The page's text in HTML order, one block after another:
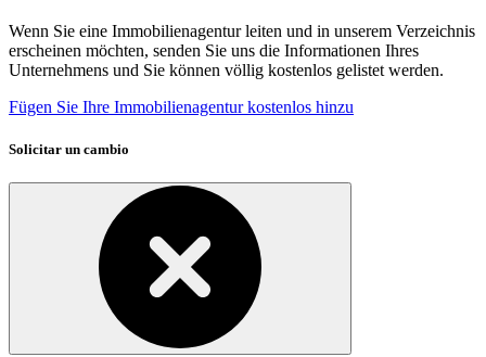
Wenn Sie eine Immobilienagentur leiten und in unserem Verzeichnis
erscheinen möchten, senden Sie uns die Informationen Ihres
Unternehmens und Sie können völlig kostenlos gelistet werden.
Fügen Sie Ihre Immobilienagentur kostenlos hinzu
Solicitar un cambio